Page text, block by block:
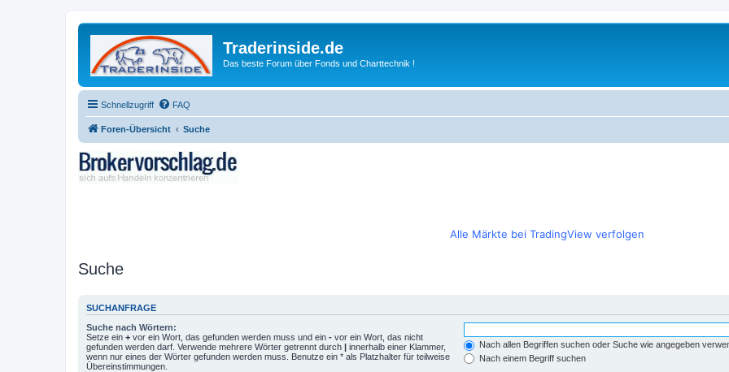
Traderinside.de
Das beste Forum über Fonds und Charttechnik !
Schnellzugriff FAQ
Foren-Übersicht Suche
Alle Märkte bei TradingView verfolgen
Suche
SUCHANFRAGE
Suche nach Wörtern:
Setze ein + vor ein Wort, das gefunden werden muss und ein - vor ein Wort, das nicht
gefunden werden darf. Verwende mehrere Wörter getrennt durch | innerhalb einer Klammer,
wenn nur eines der Wörter gefunden werden muss. Benutze ein * als Platzhalter für teilweise
Übereinstimmungen.
Nach allen Begriffen suchen oder Suche wie angegeben
Nach einem Begriff suchen